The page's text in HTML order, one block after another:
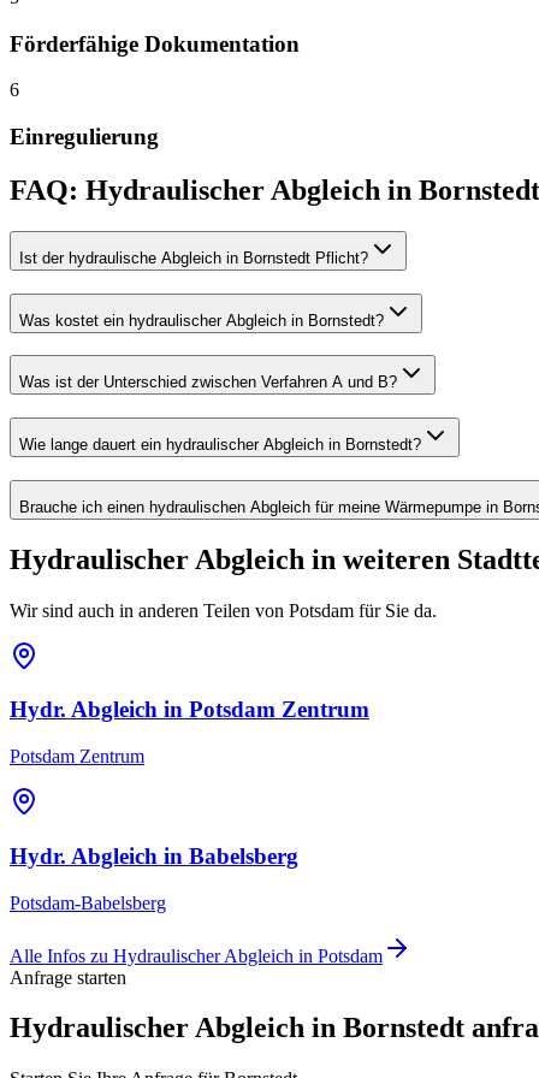
Förderfähige Dokumentation
6
Einregulierung
FAQ: Hydraulischer Abgleich in Bornstedt
Ist der hydraulische Abgleich in Bornstedt Pflicht?
Was kostet ein hydraulischer Abgleich in Bornstedt?
Was ist der Unterschied zwischen Verfahren A und B?
Wie lange dauert ein hydraulischer Abgleich in Bornstedt?
Brauche ich einen hydraulischen Abgleich für meine Wärmepumpe in
Hydraulischer Abgleich in weiteren
Wir sind auch in anderen Teilen von Potsdam für Sie da.
Hydr. Abgleich in Potsdam Zentrum
Potsdam Zentrum
Hydr. Abgleich in Babelsberg
Potsdam-Babelsberg
Alle Infos zu Hydraulischer Abgleich in Potsdam
Anfrage starten
Hydraulischer Abgleich in Bornstedt